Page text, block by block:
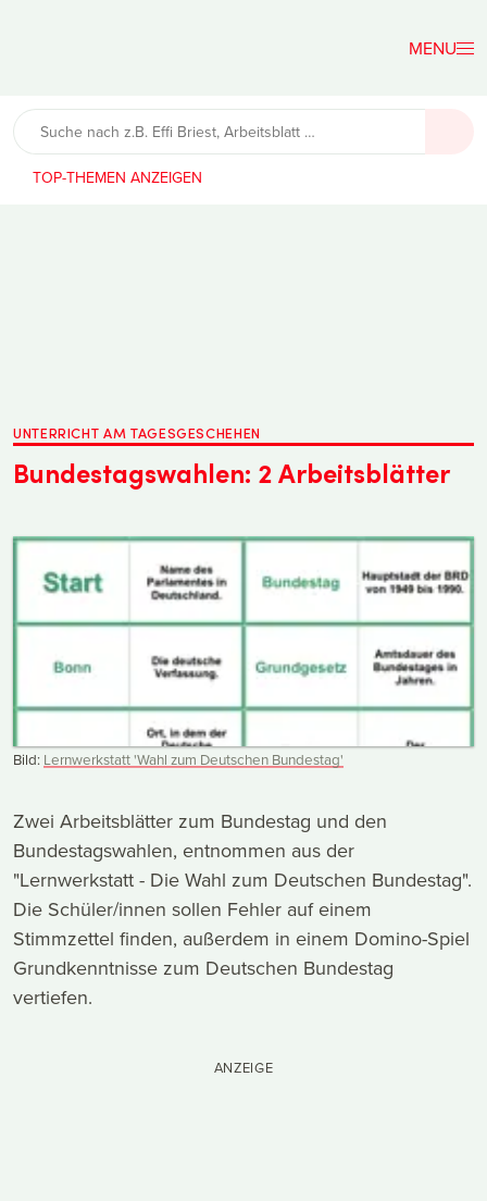
Lehrerfreund
TOP-THEMEN
UNTERRICHT AM TAGESGESCHEHEN
Bundestagswahlen: 2 Arbeitsblätter
Bild: Lernwerkstatt 'Wahl zum Deutschen Bundestag'
Zwei Arbeitsblätter zum Bundestag und den
Bundestagswahlen, entnommen aus der
"Lernwerkstatt - Die Wahl zum Deutschen Bundestag".
Die Schüler/innen sollen Fehler auf einem
Stimmzettel finden, außerdem in einem Domino-Spiel
Grundkenntnisse zum Deutschen Bundestag
vertiefen.
ANZEIGE